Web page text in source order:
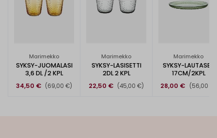
Marimekko
SYKSY-JUOMALASI
3,6 DL /2 KPL
34,50 € (69,00 €)
Marimekko
SYKSY-LASISETTI
2DL 2 KPL
22,50 € (45,00 €)
Marimekko
SYKSY-LAUTASET
17CM/2KPL
28,00 €
(56,00 €)